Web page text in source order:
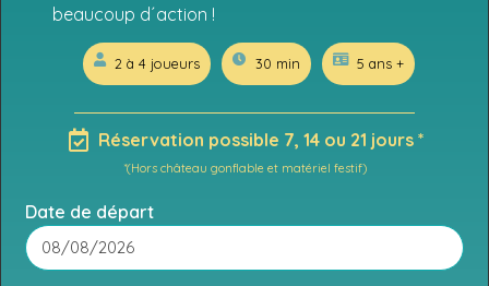
beaucoup d´action !
2 à 4 joueurs 30 min 5 ans +
Réservation possible 7, 14 ou 21 jours *
*(Hors château gonflable et matériel festif)
Date de départ